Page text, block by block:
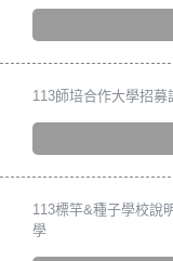
113師培合作大學招
113標竿&種子學校說
學